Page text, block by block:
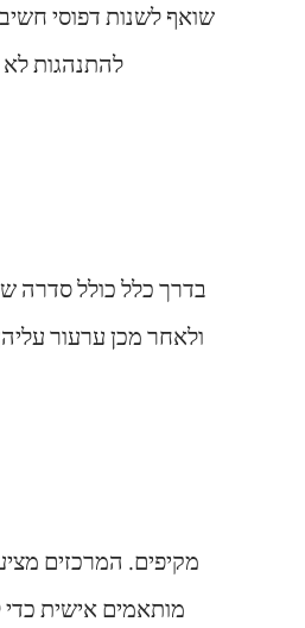
להתנהגות לא
ולאחר מכן ערעור